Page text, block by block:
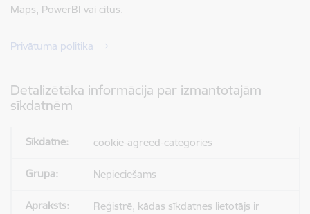
Maps, PowerBI vai citus.
Privātuma politika
Detalizētāka informācija par izmantotajām
sīkdatnēm
cookie-agreed-categories
Nepieciešams
Reģistrē, kādas sīkdatnes lietotājs ir